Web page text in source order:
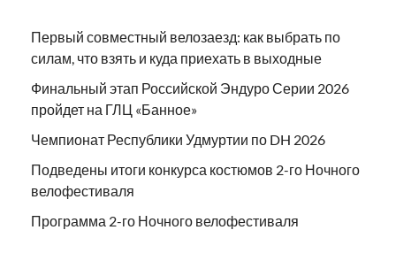
Первый совместный велозаезд: как выбрать по
силам, что взять и куда приехать в выходные
Финальный этап Российской Эндуро Серии 2026
пройдет на ГЛЦ «Банное»
Чемпионат Республики Удмуртии по DH 2026
Подведены итоги конкурса костюмов 2-го Ночного
велофестиваля
Программа 2-го Ночного велофестиваля